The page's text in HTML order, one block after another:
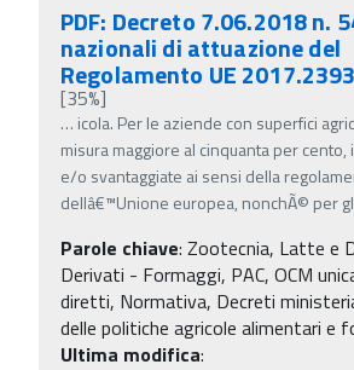
PDF: Decreto 7.06.2018 n.
nazionali di attuazione del
Regolamento UE
[35%]
… icola. Per le aziende con superfici
misura maggiore al cinquanta per cento,
e/o svantaggiate ai sensi della
dellâ€™Unione europea, nonchÃ© per
Parole chiave: Zootecnia, Latte e
Derivati - Formaggi, PAC, OCM
diretti, Normativa, Decreti
delle politiche agricole alimentari e
Ultima modifica: